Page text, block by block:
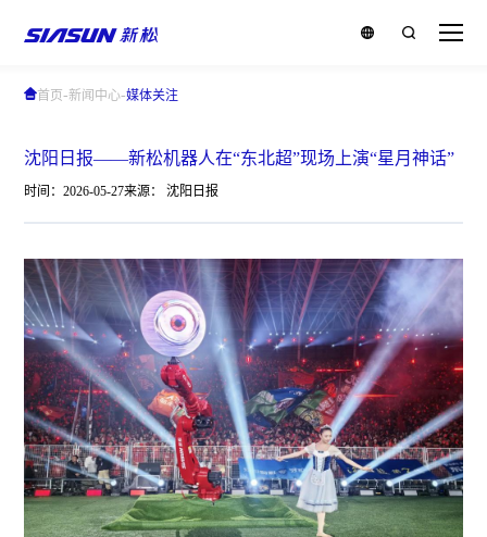
首页-新闻中心-媒体关注
沈阳日报——新松机器人在“东北超”现场上演“星月神话”
时间：2026-05-27来源： 沈阳日报